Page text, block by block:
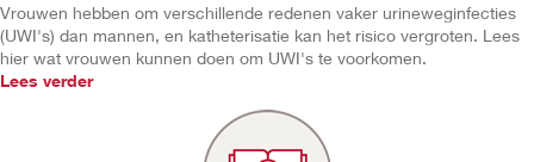
Vrouwen hebben om verschillende redenen vaker urineweginfecties
(UWI's) dan mannen, en katheterisatie kan het risico vergroten. Lees
hier wat vrouwen kunnen doen om UWI's te voorkomen.
Lees verder